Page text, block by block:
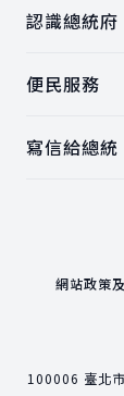
認識總統府
便民服務
寫信給總統
網站政策
100006 臺北